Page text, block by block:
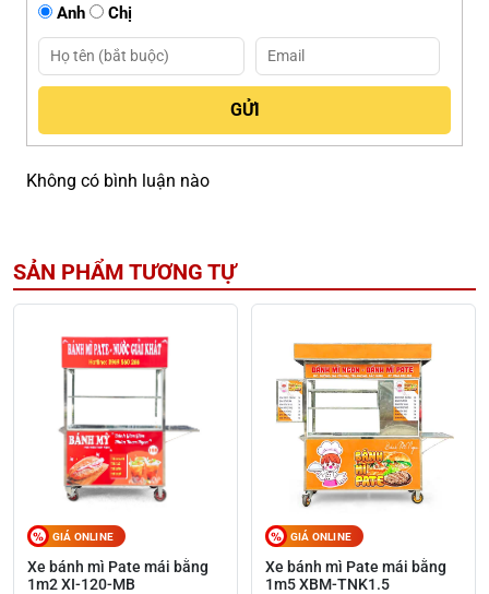
Anh Chị
Không có bình luận nào
SẢN PHẨM TƯƠNG TỰ
GIÁ ONLINE
Xe bánh mì Pate mái bằng
1m2 XI-120-MB
GIÁ ONLINE
Xe bánh mì Pate mái bằng
1m5 XBM-TNK1.5